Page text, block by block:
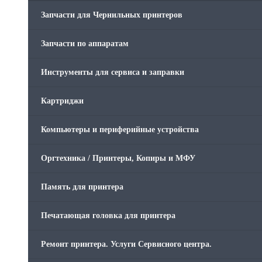
Запчасти для Чернильных принтеров
Запчасти по аппаратам
Инструменты для сервиса и заправки
Картриджи
Компьютеры и периферийные устройства
Оргтехника / Принтеры, Копиры и МФУ
Память для принтера
Печатающая головка для принтера
Ремонт принтера. Услуги Сервисного центра.